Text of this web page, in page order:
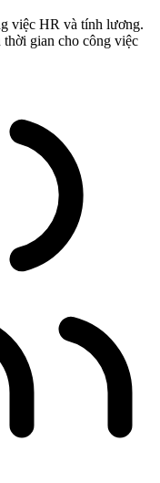
việc HR và tính lương.
gian cho công việc